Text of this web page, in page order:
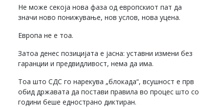
Не може секоја нова фаза од европскиот пат да
значи ново понижување, нов услов, нова уцена.
Европа не е тоа.
Затоа денес позицијата е јасна: уставни измени без
гаранции и предвидливост, нема да има.
Тоа што СДС го нарекува „блокада“, всушност е прв
обид државата да постави правила во процес што со
години беше еднострано диктиран.